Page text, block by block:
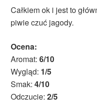
Całkiem ok i jest to
piwie czuć jagody.
Ocena:
Aromat:6/10
Wygląd: 1/5
Smak:4/10
Odczucie:2/5